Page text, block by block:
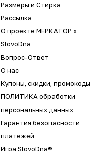
Размеры и Стирка
Рассылка
О проекте МЕРКАТОР x
SlovoDna
Вопрос-Ответ
О нас
Купоны, скидки, промокоды
ПОЛИТИКА обработки
персональных данных
Гарантия безопасности
платежей
Игра SlovoDna®